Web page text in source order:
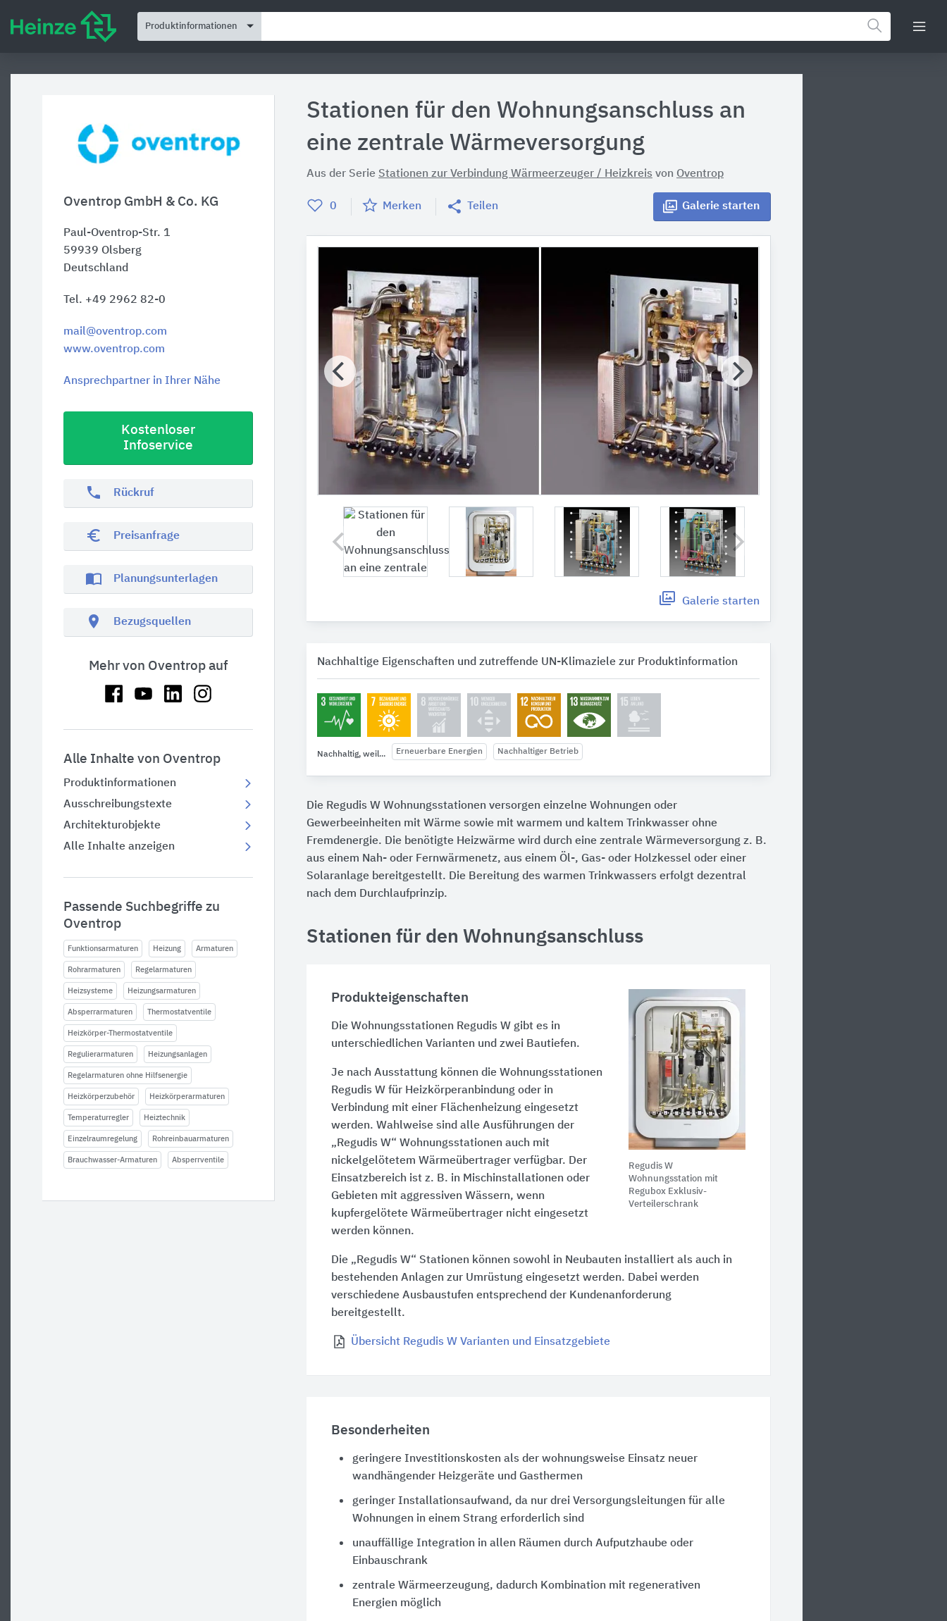
Produktinformationen
Oventrop GmbH & Co. KG
Paul-Oventrop-Str. 1
59939 Olsberg
Deutschland
Tel. +49 2962 82-0
mail@oventrop.com
www.oventrop.com
Ansprechpartner in Ihrer Nähe
Kostenloser
Infoservice
phone Rückruf
euro_symbol Preisanfrage
import_contacts Planungsunterlagen
location_on Bezugsquellen
Mehr von Oventrop auf
Alle Inhalte von Oventrop
Produktinformationen
Ausschreibungstexte
Architekturobjekte
Alle Inhalte anzeigen
Passende Suchbegriffe zu
Oventrop
Funktionsarmaturen Heizung Armaturen
Rohrarmaturen Regelarmaturen
Heizsysteme Heizungsarmaturen
Absperrarmaturen Thermostatventile
Heizkörper-Thermostatventile
Regulierarmaturen Heizungsanlagen
Regelarmaturen ohne Hilfsenergie
Heizkörperzubehör Heizkörperarmaturen
Temperaturregler Heiztechnik
Einzelraumregelung Rohreinbauarmaturen
Brauchwasser-Armaturen Absperrventile
Stationen für den Wohnungsanschluss an
eine zentrale Wärmeversorgung
Aus der Serie Stationen zur Verbindung Wärmeerzeuger / Heizkreis von Oventrop
0 Merken Teilen Galerie starten
Galerie starten
Nachhaltige Eigenschaften und zutreffende UN-Klimaziele zur Produktinformation
Nachhaltig, weil... Erneuerbare Energien Nachhaltiger Betrieb
Die Regudis W Wohnungsstationen versorgen einzelne Wohnungen oder
Gewerbeeinheiten mit Wärme sowie mit warmem und kaltem Trinkwasser ohne
Fremdenergie. Die benötigte Heizwärme wird durch eine zentrale Wärmeversorgung z. B.
aus einem Nah- oder Fernwärmenetz, aus einem Öl-, Gas- oder Holzkessel oder einer
Solaranlage bereitgestellt. Die Bereitung des warmen Trinkwassers erfolgt dezentral
nach dem Durchlaufprinzip.
Stationen für den Wohnungsanschluss
Regudis W
Wohnungsstation mit
Regubox Exklusiv-
Verteilerschrank
Produkteigenschaften
Die Wohnungsstationen Regudis W gibt es in
unterschiedlichen Varianten und zwei Bautiefen.
Je nach Ausstattung können die Wohnungsstationen
Regudis W für Heizkörperanbindung oder in
Verbindung mit einer Flächenheizung eingesetzt
werden. Wahlweise sind alle Ausführungen der
„Regudis W“ Wohnungsstationen auch mit
nickelgelötetem Wärmeübertrager verfügbar. Der
Einsatzbereich ist z. B. in Mischinstallationen oder
Gebieten mit aggressiven Wässern, wenn
kupfergelötete Wärmeübertrager nicht eingesetzt
werden können.
Die „Regudis W“ Stationen können sowohl in Neubauten installiert als auch in
bestehenden Anlagen zur Umrüstung eingesetzt werden. Dabei werden
verschiedene Ausbaustufen entsprechend der Kundenanforderung
bereitgestellt.
Übersicht Regudis W Varianten und Einsatzgebiete
Besonderheiten
geringere Investitionskosten als der wohnungsweise Einsatz neuer
wandhängender Heizgeräte und Gasthermen
geringer Installationsaufwand, da nur drei Versorgungsleitungen für alle
Wohnungen in einem Strang erforderlich sind
unauffällige Integration in allen Räumen durch Aufputzhaube oder
Einbauschrank
zentrale Wärmeerzeugung, dadurch Kombination mit regenerativen
Energien möglich